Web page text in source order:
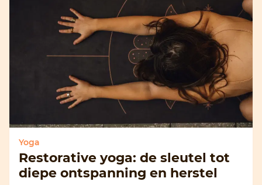
Yoga
Restorative yoga: de sleutel tot
diepe ontspanning en herstel